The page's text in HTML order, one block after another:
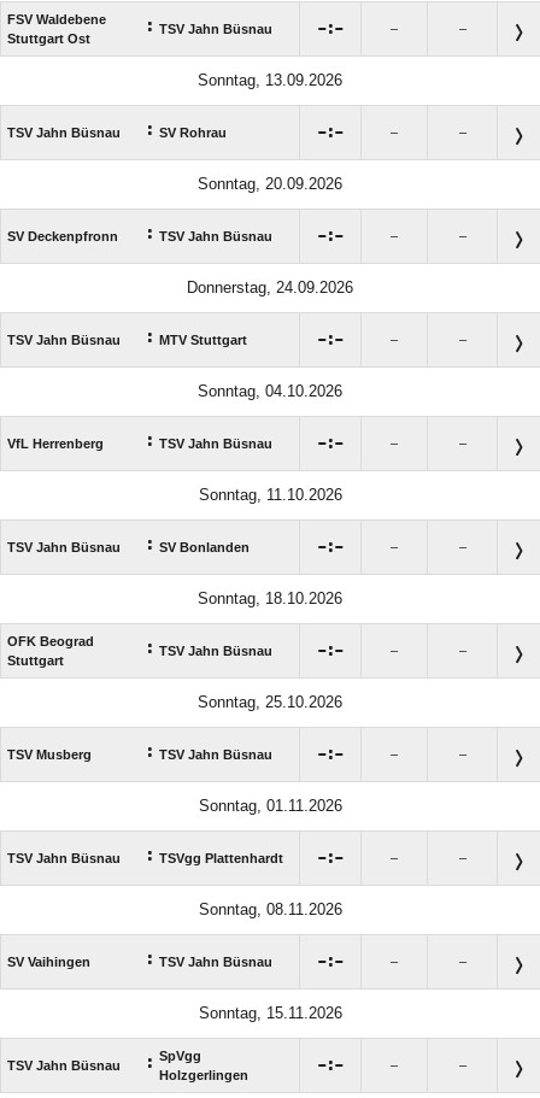
FSV Waldebene
Stuttgart Ost
: TSV Jahn Büsnau : – –
Sonntag, 13.09.2026
TSV Jahn Büsnau : SV Rohrau : – –
Sonntag, 20.09.2026
SV Deckenpfronn : TSV Jahn Büsnau : – –
Donnerstag, 24.09.2026
TSV Jahn Büsnau : MTV Stuttgart : – –
Sonntag, 04.10.2026
VfL Herrenberg : TSV Jahn Büsnau : – –
Sonntag, 11.10.2026
TSV Jahn Büsnau : SV Bonlanden : – –
Sonntag, 18.10.2026
OFK Beograd
Stuttgart
: TSV Jahn Büsnau : – –
Sonntag, 25.10.2026
TSV Musberg : TSV Jahn Büsnau : – –
Sonntag, 01.11.2026
TSV Jahn Büsnau : TSVgg Plattenhardt : – –
Sonntag, 08.11.2026
SV Vaihingen : TSV Jahn Büsnau : – –
Sonntag, 15.11.2026
TSV Jahn Büsnau : SpVgg
Holzgerlingen
: – –